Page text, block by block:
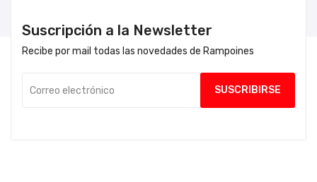
Suscripción a la Newsletter
Recibe por mail todas las novedades de Rampoines